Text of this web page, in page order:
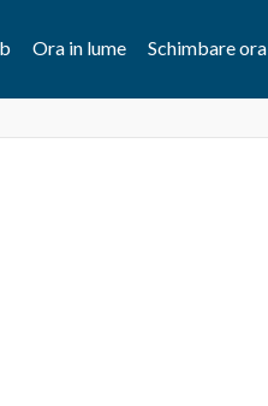
Ora in lume Schimbare ora